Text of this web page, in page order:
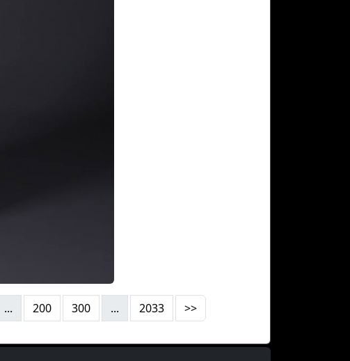
... 200 300 ... 2033 >>